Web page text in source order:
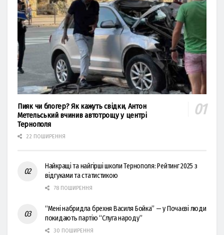
Пияк чи блогер? Як кажуть свідки, Антон
Метельський вчинив автотрощу у центрі
Тернополя
22 ПОШИРЕННЯ
Найкращі та найгірші школи Тернополя: Рейтинг 2025 з
відгуками та статистикою
78 ПОШИРЕННЯ
“Мені набридла брехня Василя Бойка” — у Почаєві люди
покидають партію “Слуга народу”
30 ПОШИРЕННЯ